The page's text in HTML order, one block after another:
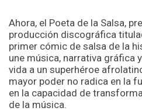
Ahora, el Poeta de la Salsa,
producción discográfica
primer cómic de salsa de la
une música, narrativa gráfica
vida a un superhéroe
mayor poder no radica en la
en la capacidad de
de la música.